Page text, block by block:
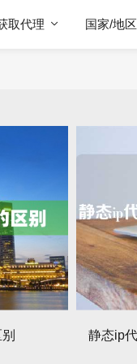
取代理 国家/地区